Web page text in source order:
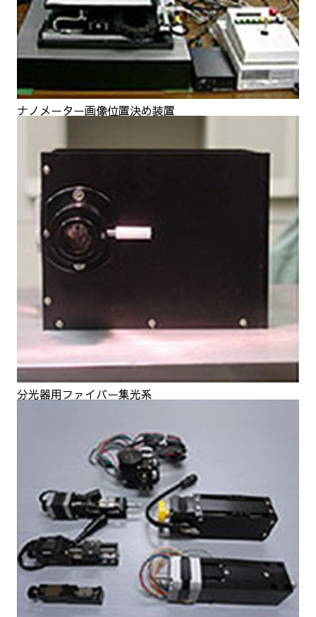
ナノメーター画像位置決め装置
分光器用ファイバー集光系